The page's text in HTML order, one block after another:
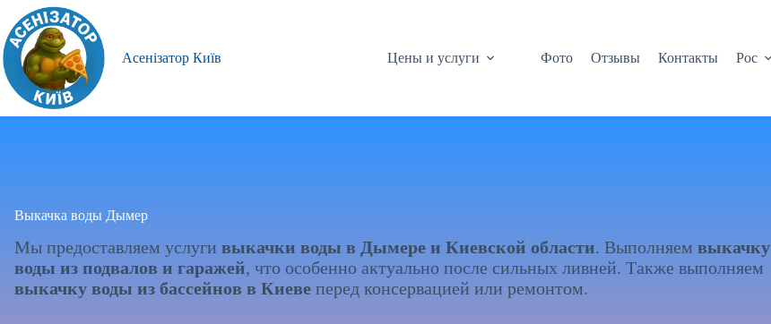
Перейти
сути
Асенізатор Київ
Цены и услуги Фото Отзывы Контакты Рос
Выкачка воды Дымер
Мы предоставляем услуги выкачки воды в Дымере и Киевской области. Выполняем выкачку
воды из подвалов и гаражей, что особенно актуально после сильных ливней. Также выполняем
выкачку воды из бассейнов в Киеве перед консервацией или ремонтом.